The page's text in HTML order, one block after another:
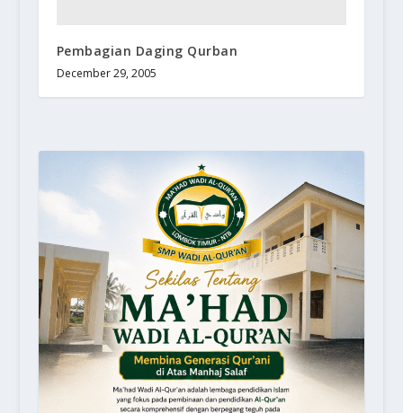
Pembagian Daging Qurban
December 29, 2005